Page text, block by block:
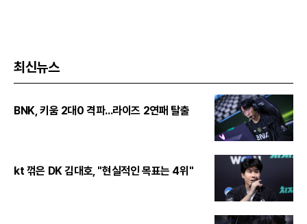
최신뉴스
BNK, 키움 2대0 격파...라이즈 2연패 탈출
kt 꺾은 DK 김대호, "현실적인 목표는 4위"